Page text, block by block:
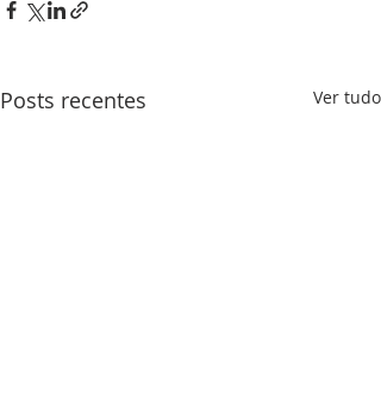
Posts recentes Ver tudo